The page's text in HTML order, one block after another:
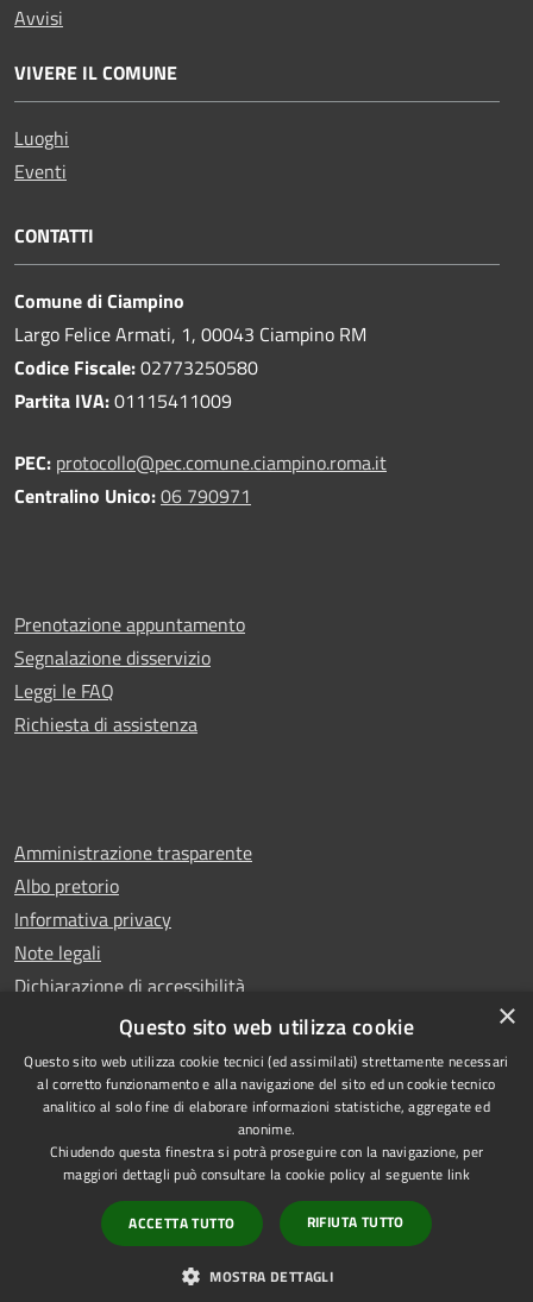
Avvisi
VIVERE IL COMUNE
Luoghi
Eventi
CONTATTI
Comune di Ciampino
Largo Felice Armati, 1, 00043 Ciampino RM
Codice Fiscale:02773250580
Partita IVA:01115411009
PEC: protocollo@pec.comune.ciampino.roma.it
Centralino Unico:06 790971
Prenotazione appuntamento
Segnalazione disservizio
Leggi le FAQ
Richiesta di assistenza
Amministrazione trasparente
Albo pretorio
Informativa privacy
Note legali
Dichiarazione di accessibilità
Whistleblowing
Accessibilità
di Ciampino
Powered byMunicipium
• Accesso redazione
×
Questo sito web utilizza cookie
Questo sito web utilizza cookie tecnici (ed assimilati) strettamente necessari
al corretto funzionamento e alla navigazione del sito ed un cookie tecnico
analitico al solo fine di elaborare informazioni statistiche, aggregate ed
anonime.
Chiudendo questa finestra si potrà proseguire con la navigazione, per
maggiori dettagli può consultare la cookie policy al seguente link
ACCETTA TUTTO RIFIUTA TUTTO
MOSTRA DETTAGLI